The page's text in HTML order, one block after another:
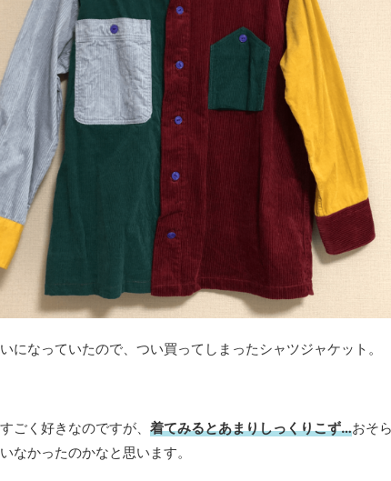
になっていたので、つい買ってしまったシャツジャケット。
ごく好きなのですが、 着てみるとあまりしっくりこず…おそ
なかったのかなと思います。